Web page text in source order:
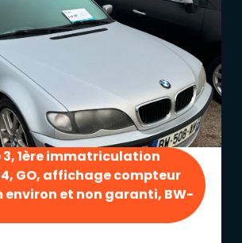
3, 1ère immatriculation
GO, affichage compteur
environ et non garanti, BW-